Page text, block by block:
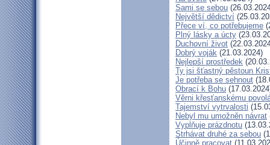
Sami se sebou
Největší dědictví
Přece ví, co potřebujeme
Plný lásky a úcty
Duchovní život
Dobrý voják (21.03.2024)
Nejlepší prostředek
Ty jsi šťastný pěstoun
Je potřeba se sehnout
Obrací k Bohu
Věrni křesťanskému
Tajemství vytrvalosti
Nebyl mu umožněn návrat
Vyplňuje prázdnotu
Strhávat druhé za sebou
Účinně pracovat